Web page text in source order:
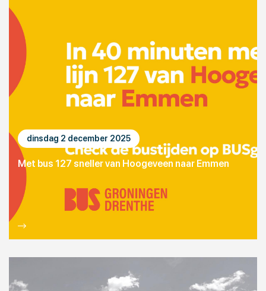
dinsdag 2 december 2025
Met bus 127 sneller van Hoogeveen naar Emmen